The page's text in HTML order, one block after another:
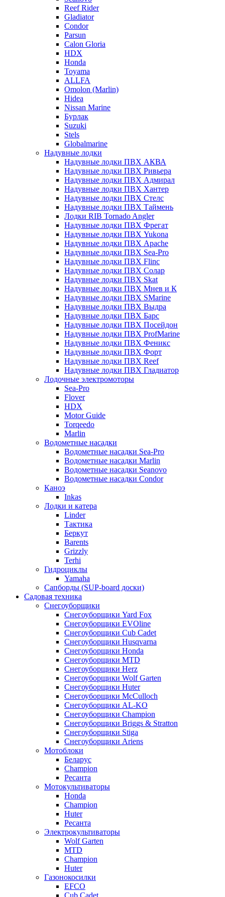
Reef Rider
Gladiator
Condor
Parsun
Calon Gloria
HDX
Honda
Toyama
ALLFA
Omolon (Marlin)
Hidea
Nissan Marine
Бурлак
Suzuki
Stels
Globalmarine
Надувные лодки
Надувные лодки ПВХ АКВА
Надувные лодки ПВХ Ривьера
Надувные лодки ПВХ Адмирал
Надувные лодки ПВХ Хантер
Надувные лодки ПВХ Стелс
Надувные лодки ПВХ Таймень
Лодки RIB Tornado Angler
Надувные лодки ПВХ Фрегат
Надувные лодки ПВХ Yukona
Надувные лодки ПВХ Apache
Надувные лодки ПВХ Sea-Pro
Надувные лодки ПВХ Flinc
Надувные лодки ПВХ Солар
Надувные лодки ПВХ Skat
Надувные лодки ПВХ Мнев и К
Надувные лодки ПВХ SMarine
Надувные лодки ПВХ Выдра
Надувные лодки ПВХ Барс
Надувные лодки ПВХ Посейдон
Надувные лодки ПВХ ProfMarine
Надувные лодки ПВХ Феникс
Надувные лодки ПВХ Форт
Надувные лодки ПВХ Reef
Надувные лодки ПВХ Гладиатор
Лодочные электромоторы
Sea-Pro
Flover
HDX
Motor Guide
Torqeedo
Marlin
Водометные насадки
Водометные насадки Sea-Pro
Водометные насадки Marlin
Водометные насадки Seanovo
Водометные насадки Condor
Каноэ
Inkas
Лодки и катера
Linder
Тактика
Беркут
Barents
Grizzly
Terhi
Гидроциклы
Yamaha
Сапборды (SUP-board доски)
Садовая техника
Снегоуборщики
Снегоуборщики Yard Fox
Снегоуборщики EVOline
Снегоуборщики Cub Cadet
Снегоуборщики Husqvarna
Снегоуборщики Honda
Снегоуборщики MTD
Снегоуборщики Herz
Снегоуборщики Wolf Garten
Снегоуборщики Huter
Снегоуборщики McCulloch
Снегоуборщики AL-KO
Снегоуборщики Champion
Снегоуборщики Briggs & Stratton
Снегоуборщики Stiga
Снегоуборщики Ariens
Мотоблоки
Беларус
Champion
Ресанта
Мотокультиваторы
Honda
Champion
Huter
Ресанта
Электрокультиваторы
Wolf Garten
MTD
Champion
Huter
Газонокосилки
EFCO
Cub Cadet